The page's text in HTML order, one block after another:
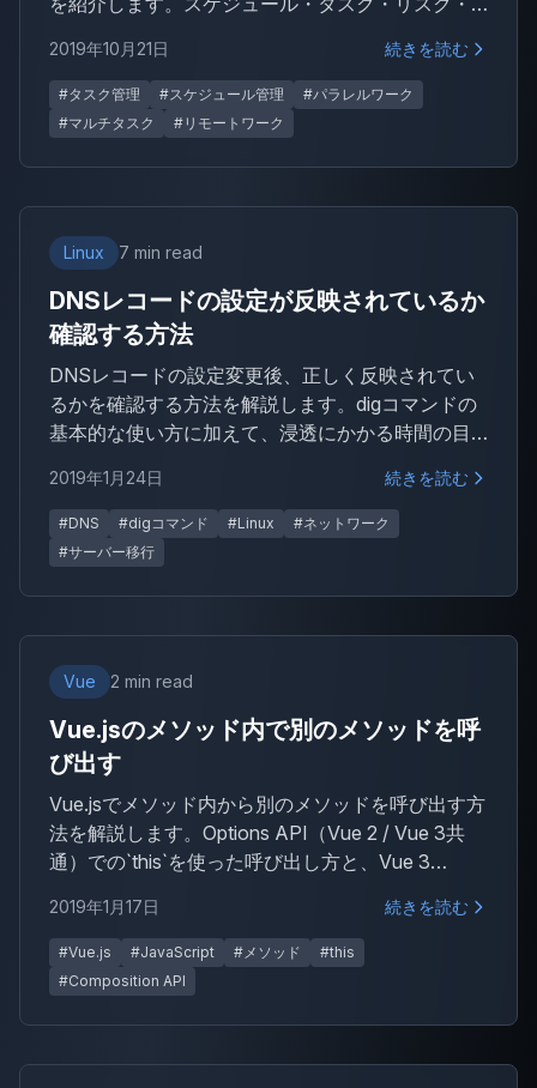
て、作業漏れを防ぎ生産性を維持するヒントをま
とめました。
2019年10月21日 続きを読む
#タスク管理 #スケジュール管理
#パラレルワーク
#マルチタスク
#リモートワーク
Linux 7 min read
DNSレコードの設定が反映されているか
確認する方法
DNSレコードの設定変更後、正しく反映されてい
るかを確認する方法を解説します。digコマンドの
基本的な使い方に加えて、浸透にかかる時間の目
対応方法など、実務で役立つ知識もあわせて紹介
します。
2019年1月24日 続きを読む
#DNS #digコマンド #Linux
#ネットワーク
#サーバー移行
Vue 2 min read
Vue.jsのメソッド内で別のメソッドを呼
び出す
Vue.jsでメソッド内から別のメソッドを呼び出す方
法を解説します。Options API（Vue 2 / Vue 3共
通）での`this`を使った呼び出し方と、Vue 3
に紹介します。
2019年1月17日 続きを読む
#Vue.js #JavaScript #メソッド
#this
#Composition API